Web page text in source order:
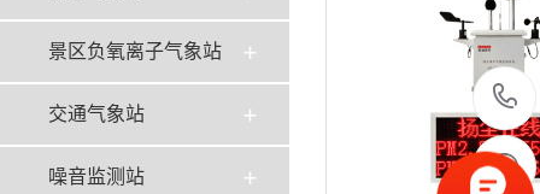
景区负氧离子气象站
交通气象站
噪音监测站